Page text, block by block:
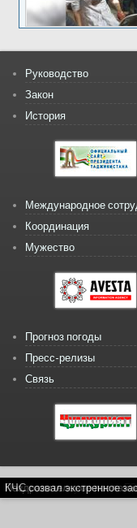
Расчетно-
Комплексные учение по
Поздравительное
КЧС созвал экстренное
Руководство
Закон
История
Международное
Координация
Мужество
Прогноз погоды
Пресс-релизы
Связь
Copyright © 2026, КЧС